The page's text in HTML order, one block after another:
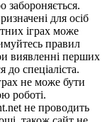
забороняється.
для осіб
іграх може
правил
виявленні перших
до спеціаліста.
не може бути
роботі.
не проводить